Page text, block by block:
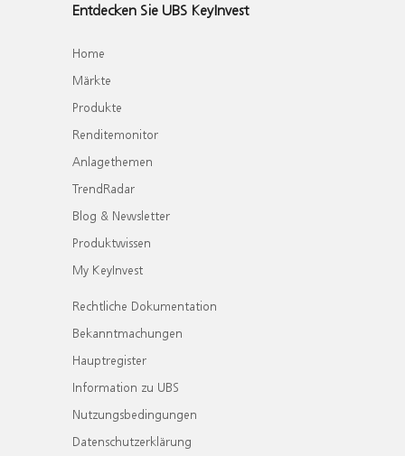
Entdecken Sie UBS KeyInvest
Home
Märkte
Produkte
Renditemonitor
Anlagethemen
TrendRadar
Blog & Newsletter
Produktwissen
My KeyInvest
Rechtliche Dokumentation
Bekanntmachungen
Hauptregister
Information zu UBS
Nutzungsbedingungen
Datenschutzerklärung